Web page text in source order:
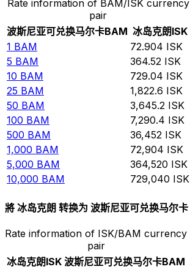
Rate information of BAM/ISK currency
pair
波斯尼亚可兑换马尔卡BAM 冰岛克朗ISK
1 BAM 72.904 ISK
5 BAM 364.52 ISK
10 BAM 729.04 ISK
25 BAM 1,822.6 ISK
50 BAM 3,645.2 ISK
100 BAM 7,290.4 ISK
500 BAM 36,452 ISK
1,000 BAM 72,904 ISK
5,000 BAM 364,520 ISK
10,000 BAM 729,040 ISK
將 冰岛克朗 转换为 波斯尼亚可兑换马尔卡
Rate information of ISK/BAM currency
pair
冰岛克朗ISK 波斯尼亚可兑换马尔卡BAM